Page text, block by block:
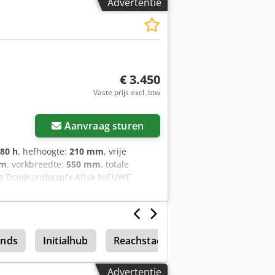
1 & 2 ) Temp klasse = T3FEM 2 vorken
€ 3.450
Vaste prijs excl. btw
Aanvraag sturen
h, hefhoogte: 210 mm, vrije
, vorkbreedte: 550 mm, totale
Dcodszrqbgspfx Aftsk NIEUWE
hoogfrequent lader, Vorkmaat 2000
garantie machine 3
Initialhub Reachstacker
Advertentie